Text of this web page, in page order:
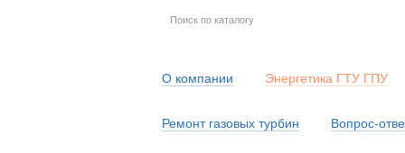
О компании Энергетика ГТУ ГПУ
Ремонт газовых турбин Вопрос-